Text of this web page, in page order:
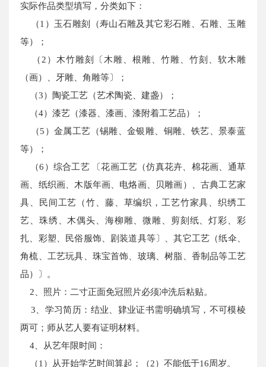
实际作品类型填写，分类如下：
（1）玉石雕刻（寿山石雕及其它彩石雕、石雕、玉雕
等）；
（2）木竹雕刻〔木雕、根雕、竹雕、竹刻、软木雕
（画）、牙雕、角雕等〕；
（3）陶瓷工艺（艺术陶瓷、建盏）；
（4）漆艺（漆器、漆画、漆附着工艺品）；
（5）金属工艺（锡雕、金银雕、铜雕、铁艺、景泰蓝
等）；
（6）综合工艺 〔花画工艺（仿真花卉、棉花画、通草
画、纸织画、木版年画、电烙画、贝雕画）、古典工艺家
具、民间工艺（竹、藤、草编织，工艺竹家具、织绣工
艺、珠绣、木偶头、海柳雕、微雕、剪刻纸、灯彩、彩
扎、彩塑、民俗服饰、剧装道具等〕、其它工艺（纸伞、
角梳、工艺玩具、珠宝首饰、玻璃、树脂、香制品等工艺
品）〕。
2、照片：二寸正面免冠照片必须冲洗后粘贴。
3、学习简历：结业、肄业证书需明确填写，不可模棱
两可；师从艺人要有证明材料。
4、从艺年限时间：
（1）从开始学艺时间算起；（2）不能低于16周岁。